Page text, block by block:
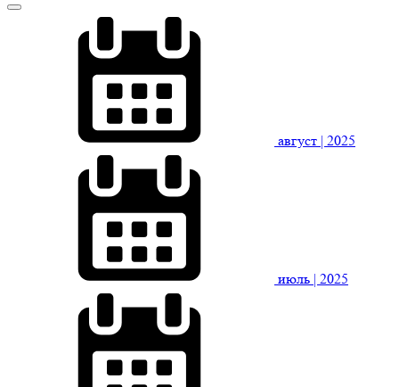
август | 2025
июль | 2025